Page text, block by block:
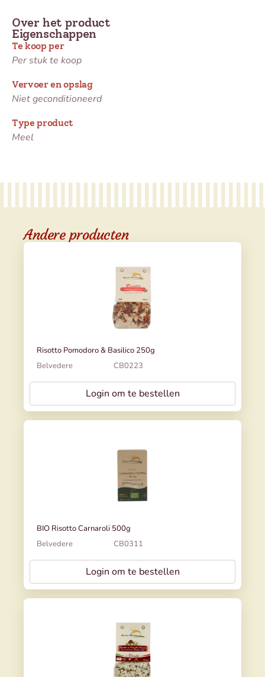
Eigenschappen
Te koop per
Per stuk te koop
Vervoer en opslag
Niet geconditioneerd
Type product
Meel
Over het product
Andere producten
Risotto Pomodoro & Basilico 250g
Belvedere
CB0223
Login om te bestellen
BIO Risotto Carnaroli 500g
Belvedere
CB0311
Login om te bestellen